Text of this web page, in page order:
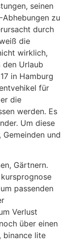
seinen
zu
durch
die
wirklich,
den Urlaub
in Hamburg
für
die
werden. Es
Um diese
und
Gärtnern.
passenden
Verlust
über einen
binance lite